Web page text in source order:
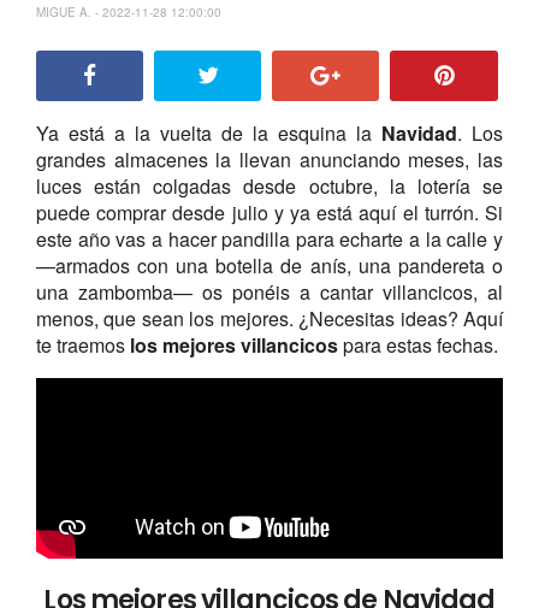
MIGUE A. - 2022-11-28 12:00:00
Ya está a la vuelta de la esquina la Navidad. Los
grandes almacenes la llevan anunciando meses, las
luces están colgadas desde octubre, la lotería se
puede comprar desde julio y ya está aquí el turrón. Si
este año vas a hacer pandilla para echarte a la calle y
—armados con una botella de anís, una pandereta o
una zambomba— os ponéis a cantar villancicos, al
menos, que sean los mejores. ¿Necesitas ideas? Aquí
te traemos los mejores villancicospara estas fechas.
Los mejores villancicos de Navidad